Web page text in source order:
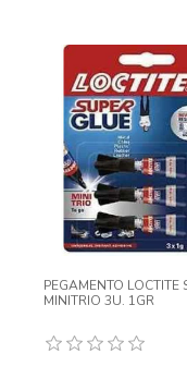
PEGAMENTO LOCTITE
MINITRIO 3U. 1GR